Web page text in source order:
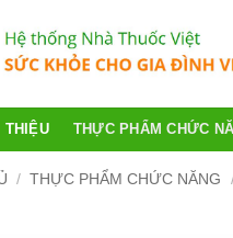
THIỆU THỰC PHẨM CHỨC
/ THỰC PHẨM CHỨC NĂNG